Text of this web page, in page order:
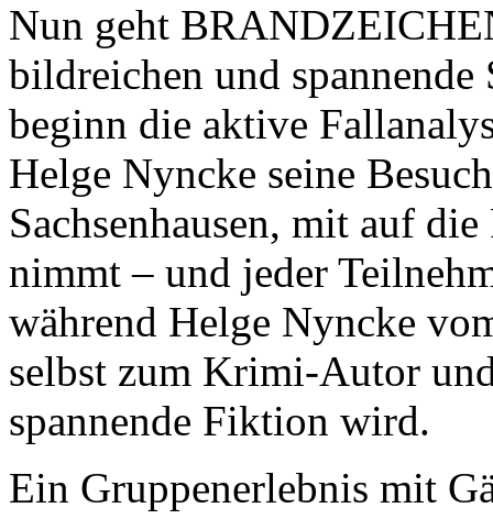
Nun geht
bildreichen und spannende
beginn die aktive
Helge Nyncke seine
Sachsenhausen, mit auf
nimmt – und jeder
während Helge Nyncke
selbst zum Krimi-Autor
spannende Fiktion wird.
Ein Gruppenerlebnis mit